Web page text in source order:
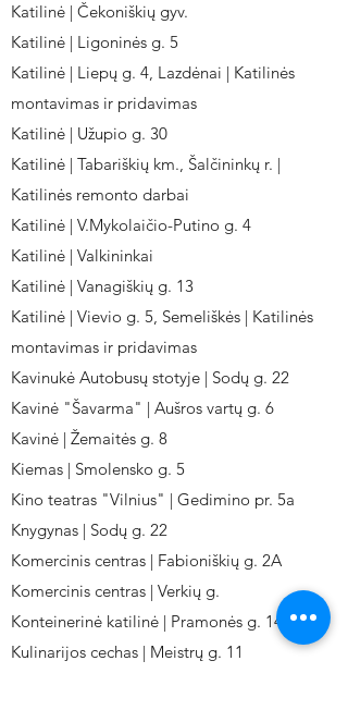
Katilinė | Čekoniškių gyv.
Katilinė | Ligoninės g. 5
Katilinė | Liepų g. 4, Lazdėnai | Katilinės
montavimas ir pridavimas
Katilinė | Užupio g. 30
Katilinė | Tabariškių km., Šalčininkų r. |
Katilinės remonto darbai
Katilinė | V.Mykolaičio-Putino g. 4
Katilinė | Valkininkai
Katilinė | Vanagiškių g. 13
Katilinė | Vievio g. 5, Semeliškės | Katilinės
montavimas ir pridavimas
Kavinukė Autobusų stotyje | Sodų g. 22
Kavinė "Šavarma" | Aušros vartų g. 6
Kavinė | Žemaitės g. 8
Kiemas | Smolensko g. 5
Kino teatras "Vilnius" | Gedimino pr. 5a
Knygynas | Sodų g. 22
Komercinis centras | Fabioniškių g. 2A
Komercinis centras | Verkių g.
Konteinerinė katilinė | Pramonės g. 141
Kulinarijos cechas | Meistrų g. 11